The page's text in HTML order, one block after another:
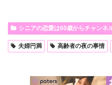
シニアの恋愛は60歳からチャンネ
夫婦円満 高齢者の夜の事情